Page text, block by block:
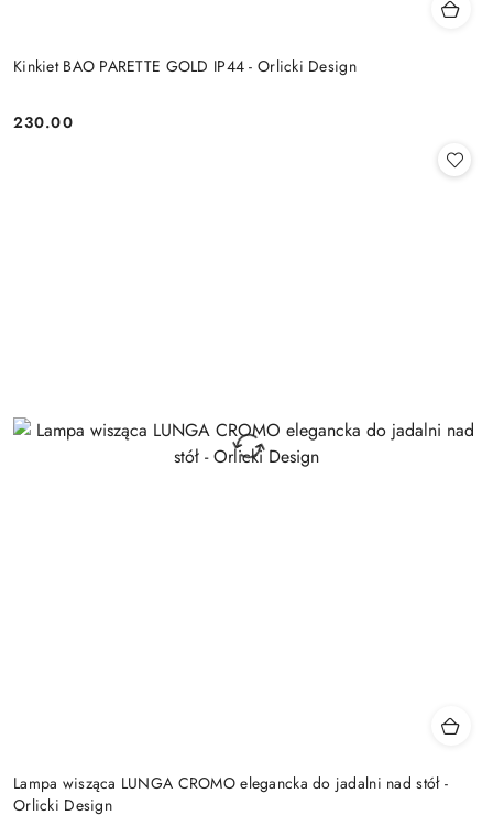
Kinkiet BAO PARETTE GOLD IP44 - Orlicki Design
Cena:
230.00
Lampa wisząca LUNGA CROMO elegancka do jadalni nad stół -
Orlicki Design